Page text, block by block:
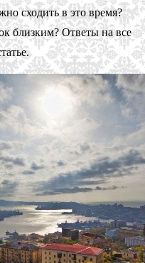
сходить в это время?
близким? Ответы на все